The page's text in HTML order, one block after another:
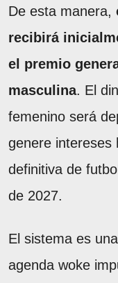
De esta manera,
recibirá
el premio
masculina. El
femenino será
genere intereses
definitiva de
de 2027.
El sistema es
agenda woke